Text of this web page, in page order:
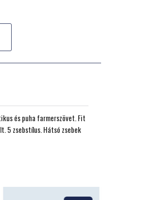
és puha farmerszövet. Fit
5 zsebstílus. Hátsó zsebek